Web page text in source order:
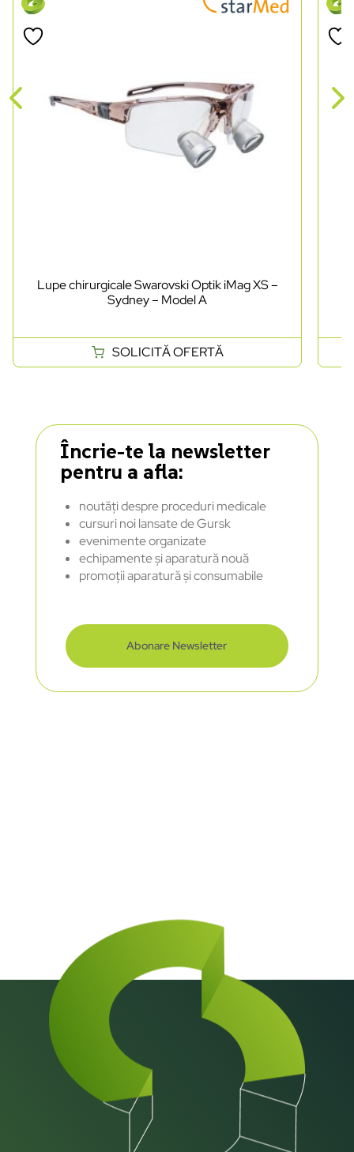
Lupe chirurgicale Swarovski Optik iMag XS –
Sydney – Model A
SOLICITĂ OFERTĂ
Încrie-te la newsletter
pentru a afla:
noutăți despre proceduri medicale
cursuri noi lansate de Gursk
evenimente organizate
echipamente și aparatură nouă
promoții aparatură și consumabile
Abonare Newsletter